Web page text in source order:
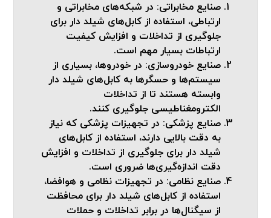
صنایع مخابراتی: در شبکه‌های مخابراتی و
ارتباطی، استفاده از کابل‌های شیلد دار برای
جلوگیری از تداخلات و افزایش کیفیت
ارتباطات بسیار مهم است.
صنایع خودروسازی: در خودروها، بسیاری از
سیستم‌ها و حسگرها به کابل‌های شیلد دار
وابسته هستند تا از تداخلات
الکترومغناطیسی جلوگیری کنند.
صنایع پزشکی: در تجهیزات پزشکی که نیاز
به دقت بالایی دارند، استفاده از کابل‌های
شیلد دار برای جلوگیری از تداخلات و افزایش
دقت اندازه‌گیری‌ها ضروری است.
صنایع نظامی: در تجهیزات نظامی و هوافضا،
استفاده از کابل‌های شیلد دار برای محافظت
از سیگنال‌ها در برابر تداخلات و حملات